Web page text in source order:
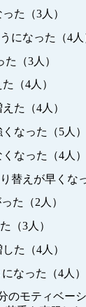
た（3人）
になった（4人
（3人）
（4人）
た（4人）
なった（5人）
なった（4人）
替えが早くな
た（2人）
（3人）
た（4人）
なった（4人）
のモティベー